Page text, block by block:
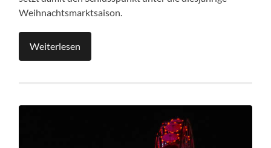
Weihnachtsmarktsaison.
Weiterlesen